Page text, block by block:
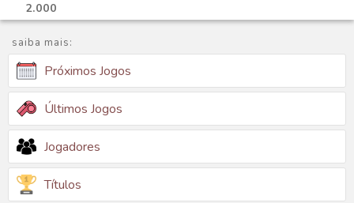
2.000
saiba mais:
Próximos Jogos
Últimos Jogos
Jogadores
Títulos